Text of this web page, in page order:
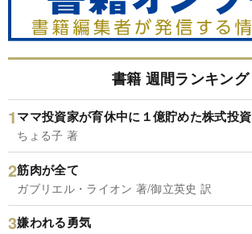
書籍 週間ランキング
ママ投資家が育休中に１億貯めた株式投資
ちょる子 著
筋肉が全て
ガブリエル・ライオン 著/御立英史 訳
嫌われる勇気